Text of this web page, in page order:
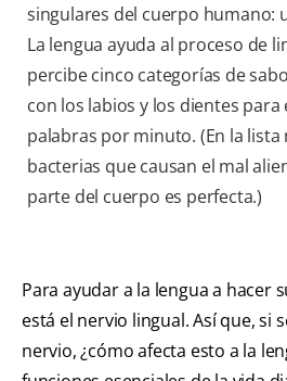
singulares del cuerpo humano:
La lengua ayuda al proceso de
percibe cinco categorías de
con los labios y los dientes para
palabras por minuto. (En la lista
bacterias que causan el mal
parte del cuerpo es perfecta.)
Para ayudar a la lengua a hacer
está el nervio lingual. Así que, si
nervio, ¿cómo afecta esto a la